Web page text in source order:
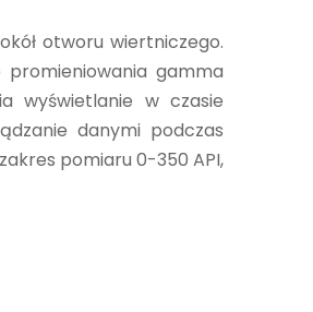
otworu wiertniczego.
gamma
wyświetlanie w czasie
danymi podczas
pomiaru 0-350 API,